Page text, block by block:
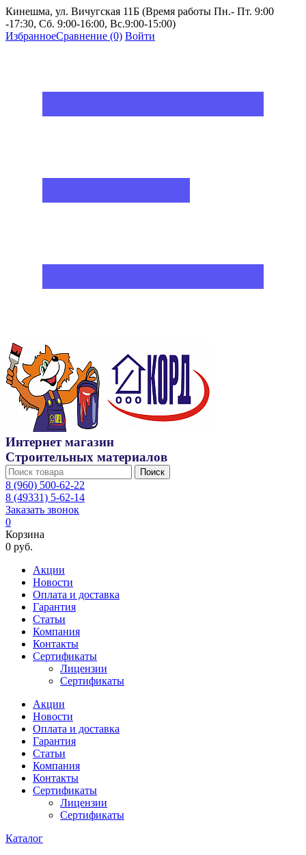
Кинешма, ул. Вичугская 11Б (Время работы Пн.- Пт. 9:00
-17:30, Сб. 9:00-16:00, Вс.9:00-15:00)
ИзбранноеСравнение (0) Войти
Интернет магазин
Строительных материалов
Поиск
8 (960) 500-62-22
8 (49331) 5-62-14
Заказать звонок
0
Корзина
0 руб.
Акции
Новости
Оплата и доставка
Гарантия
Статьи
Компания
Контакты
Сертификаты
Лицензии
Сертификаты
Акции
Новости
Оплата и доставка
Гарантия
Статьи
Компания
Контакты
Сертификаты
Лицензии
Сертификаты
Каталог